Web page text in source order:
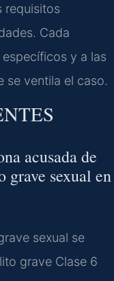
requisitos
Cada
y a las
se ventila el caso.
acusada de
grave sexual en
sexual se
grave Clase 6